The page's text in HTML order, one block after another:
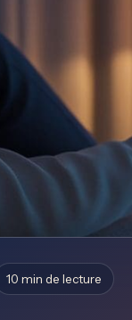
10 min de lecture